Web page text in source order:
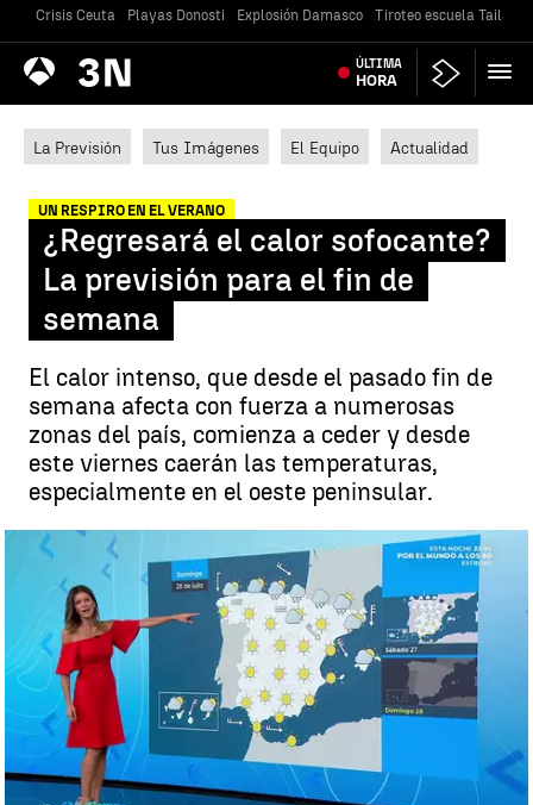
Crisis Ceuta Playas Donosti Explosión Damasco Tiroteo escuela
Antena
3 Noticias ÚLTIMA
HORA
La Previsión Tus Imágenes El Equipo Actualidad
UN RESPIRO EN EL VERANO
¿Regresará el calor sofocante?
La previsión para el fin de
semana
El calor intenso, que desde el pasado fin de
semana afecta con fuerza a numerosas
zonas del país, comienza a ceder y desde
este viernes caerán las temperaturas,
especialmente en el oeste peninsular.
¿Regresará el calor sofocante? La previsión para el fin de semana |
antena3.com
antena3.com
Publicado: 24 de julio de 2019, 16:58